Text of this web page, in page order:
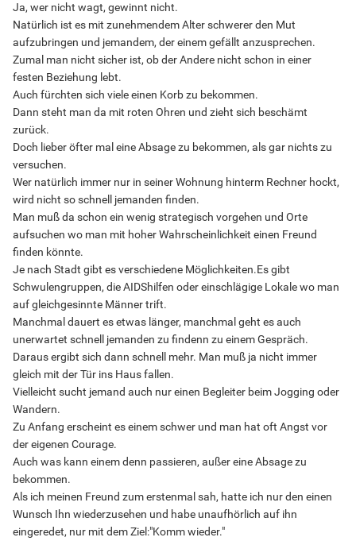
Ja, wer nicht wagt, gewinnt nicht.
Natürlich ist es mit zunehmendem Alter schwerer den Mut
aufzubringen und jemandem, der einem gefällt anzusprechen.
Zumal man nicht sicher ist, ob der Andere nicht schon in einer
festen Beziehung lebt.
Auch fürchten sich viele einen Korb zu bekommen.
Dann steht man da mit roten Ohren und zieht sich beschämt
zurück.
Doch lieber öfter mal eine Absage zu bekommen, als gar nichts zu
versuchen.
Wer natürlich immer nur in seiner Wohnung hinterm Rechner hockt,
wird nicht so schnell jemanden finden.
Man muß da schon ein wenig strategisch vorgehen und Orte
aufsuchen wo man mit hoher Wahrscheinlichkeit einen Freund
finden könnte.
Je nach Stadt gibt es verschiedene Möglichkeiten.Es gibt
Schwulengruppen, die AIDShilfen oder einschlägige Lokale wo man
auf gleichgesinnte Männer trift.
Manchmal dauert es etwas länger, manchmal geht es auch
unerwartet schnell jemanden zu findenn zu einem Gespräch.
Daraus ergibt sich dann schnell mehr. Man muß ja nicht immer
gleich mit der Tür ins Haus fallen.
Vielleicht sucht jemand auch nur einen Begleiter beim Jogging oder
Wandern.
Zu Anfang erscheint es einem schwer und man hat oft Angst vor
der eigenen Courage.
Auch was kann einem denn passieren, außer eine Absage zu
bekommen.
Als ich meinen Freund zum erstenmal sah, hatte ich nur den einen
Wunsch Ihn wiederzusehen und habe unaufhörlich auf ihn
eingeredet, nur mit dem Ziel:"Komm wieder."